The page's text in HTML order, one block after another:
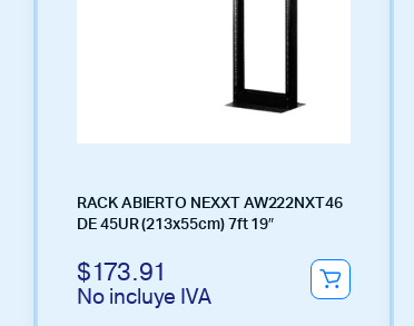
RACK ABIERTO NEXXT AW222NXT46
DE 45UR (213x55cm) 7ft 19″
$173.91
No incluye IVA